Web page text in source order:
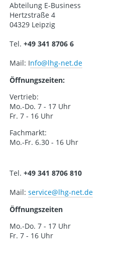
Abteilung E-Business
Hertzstraße 4
04329 Leipzig
Tel. +49 341 8706 6
Mail: Info@lhg-net.de
Öffnungszeiten:
Vertrieb:
Mo.-Do. 7 - 17 Uhr
Fr. 7 - 16 Uhr
Fachmarkt:
Mo.-Fr. 6.30 - 16 Uhr
Tel. +49 341 8706 810
Mail: service@lhg-net.de
Öffnungszeiten
Mo.-Do. 7 - 17 Uhr
Fr. 7 - 16 Uhr